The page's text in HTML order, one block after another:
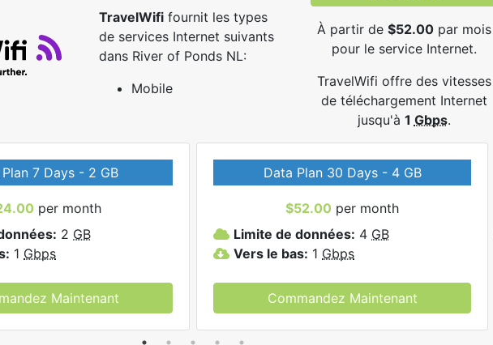
TravelWififournit les types
de services Internet suivants
dans River of Ponds NL:
Mobile
À partir de $52.00par mois
pour le service Internet.
TravelWifi offre des vitesses
de téléchargement Internet
jusqu'à 1 Gbps.
7 Days - 2 GB
per month
2 GB
1 Gbps
Maintenant
Data Plan 30 Days - 4 GB
$52.00 per month
Limite de données: 4 GB
Vers le bas: 1 Gbps
Commandez Maintenant